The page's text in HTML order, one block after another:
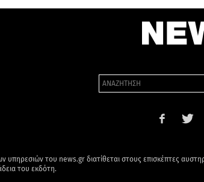
υπηρεσιών του news.gr διατίθεται στους επισκέπτες
του εκδότη.